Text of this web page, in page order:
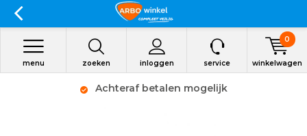
zoeken inloggen
menu service winkelwagen
0
Achteraf betalen mogelijk